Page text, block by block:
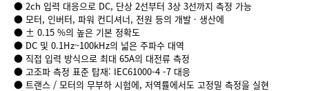
● 2ch 입력 대응으로 DC, 단상 2선부터 3상 3선까지 측정 가능
● 모터, 인버터, 파워 컨디셔너, 전원 등의 개발 · 생산에
● ± 0.15 %의 높은 기본 정확도
● DC 및 0.1Hz~100kHz의 넓은 주파수 대역
● 직접 입력 방식으로 최대 65A의 대전류 측정
● 고조파 측정 표준 탑재: IEC61000-4 -7 대응
● 트랜스 / 모터의 무부하 시험에, 저역률에서도 고정밀 측정을 실현